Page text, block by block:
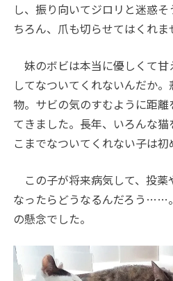
し、振り向いてジロリと迷惑
ちろん、爪も切らせてはくれま
妹のボビは本当に優しくて
してなついてくれないんだか
物。サビの気のすむように距
てきました。長年、いろんな
こまでなついてくれない子は初
この子が将来病気して、投薬
なったらどうなるんだろう……
の懸念でした。